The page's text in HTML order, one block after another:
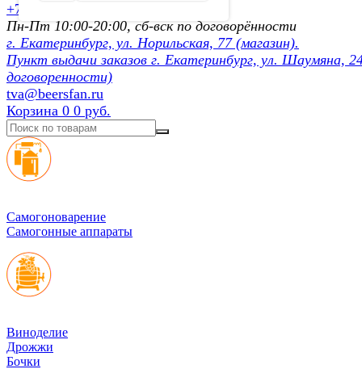
+7 (902) 872-54-70
Пн-Пт 10:00-20:00, сб-вск по договорённости
г. Екатеринбург, ул. Норильская, 77 (магазин).
Пункт выдачи заказов г. Екатеринбург, ул. Шаумяна,
договоренности)
tva@beersfan.ru
Корзина 0 0 руб.
Cамогоноварение
Самогонные аппараты
Виноделие
Дрожжи
Бочки